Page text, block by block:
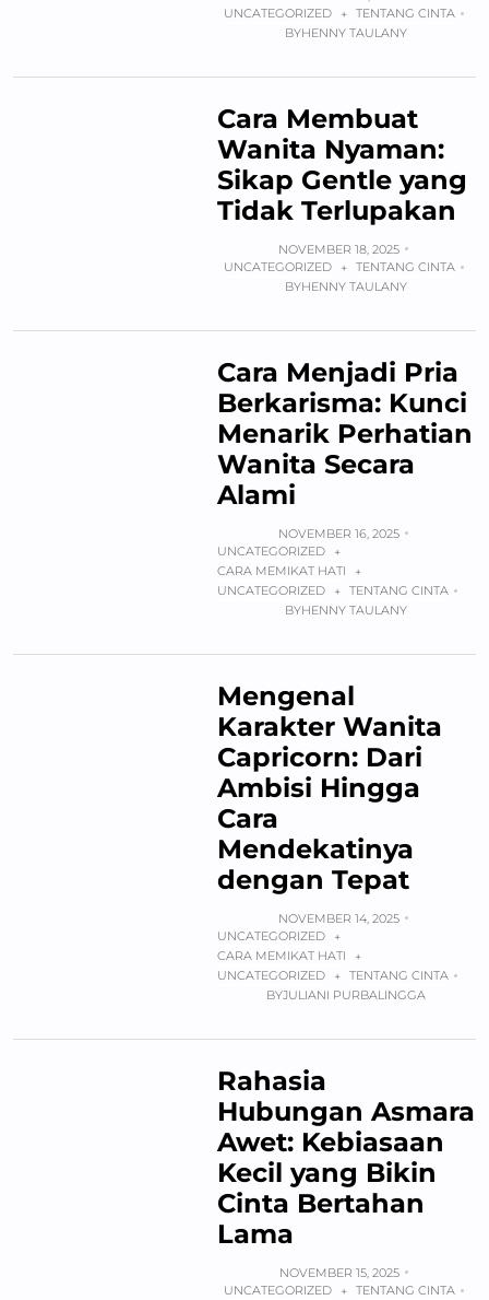
UNCATEGORIZED
+ TENTANG CINTA
BYHENNY TAULANY
Cara Membuat
Wanita Nyaman:
Sikap Gentle yang
Tidak Terlupakan
NOVEMBER 18, 2025
UNCATEGORIZED
+ TENTANG CINTA
BYHENNY TAULANY
Cara Menjadi Pria
Berkarisma: Kunci
Menarik Perhatian
Wanita Secara
Alami
NOVEMBER 16, 2025
UNCATEGORIZED
+
CARA MEMIKAT HATI
+
UNCATEGORIZED
+ TENTANG CINTA
BYHENNY TAULANY
Mengenal
Karakter Wanita
Capricorn: Dari
Ambisi Hingga
Cara
Mendekatinya
dengan Tepat
NOVEMBER 14, 2025
UNCATEGORIZED
+
CARA MEMIKAT HATI
+
UNCATEGORIZED
+ TENTANG CINTA
BYJULIANI PURBALINGGA
Rahasia
Hubungan Asmara
Awet: Kebiasaan
Kecil yang Bikin
Cinta Bertahan
Lama
NOVEMBER 15, 2025
UNCATEGORIZED
+ TENTANG CINTA